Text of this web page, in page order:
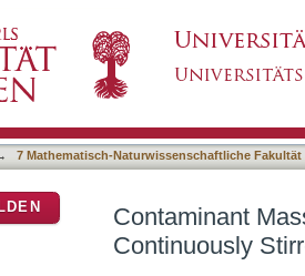
7 Mathematisch-Naturwissenschaftliche Fakultät
Contaminant
Continuously